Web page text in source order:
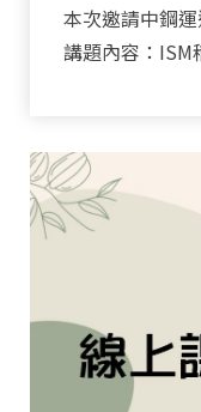
本次邀請中鋼
講題內容：ISM